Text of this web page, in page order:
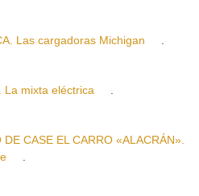
Las cargadoras Michigan
La mixta eléctrica
CASE EL CARRO «ALACRÁN».